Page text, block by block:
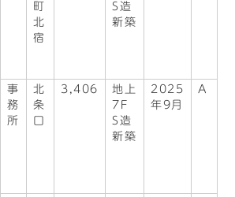
町
北
宿
S造
新築
事
務
所
北
条
口
3,406
地上
7F
S造
新築
2025
年9月
A